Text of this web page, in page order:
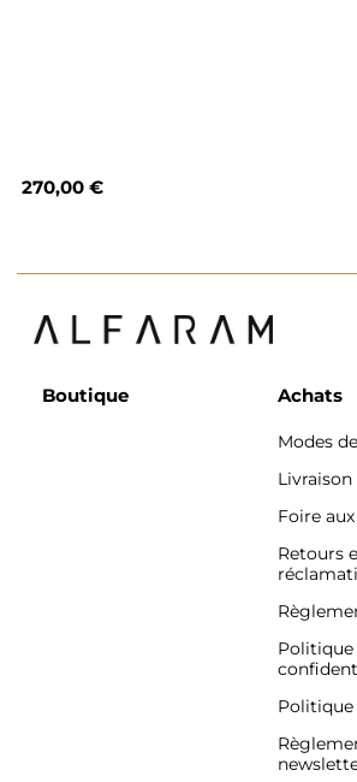
270,00 €
Boutique Achats
Modes
Livraison
Foire
Retours
Politique
Politique